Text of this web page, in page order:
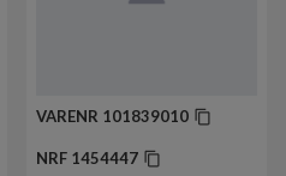
VARENR 101839010
NRF 1454447